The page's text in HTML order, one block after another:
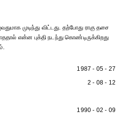
முடிந்து விட்டது. தற்போது ராகு தசை
என்ன புக்தி நடந்து கொண்டிருக்கிறது
1987 - 05 - 27
2 - 08 - 12
1990 - 02 - 09